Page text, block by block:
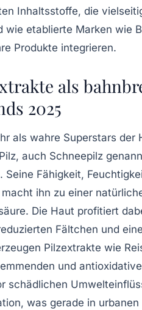
Inhaltsstoffe, die
wie etablierte Marken wie
Produkte integrieren.
als
2025
als wahre Superstars der
auch Schneepilz
Seine Fähigkeit,
ihn zu einer
Die Haut profitiert
Fältchen und
Pilzextrakte wie
und
schädlichen
was gerade in